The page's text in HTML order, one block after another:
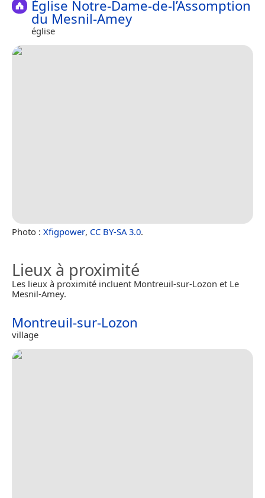
Église Notre-Dame-de-l’Assomption
du Mesnil-Amey
église
Photo : Xfigpower, CC BY-SA 3.0.
Lieux à proximité
Les lieux à proximité incluent Montreuil-sur-Lozon et Le
Mesnil-Amey.
Montreuil-sur-Lozon
village